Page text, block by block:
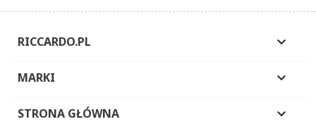
RICCARDO.PL 
MARKI 
STRONA GŁÓWNA 